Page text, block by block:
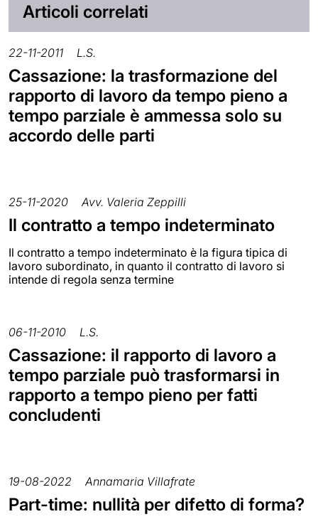
Articoli correlati
22-11-2011 L.S.
Cassazione: la trasformazione del
rapporto di lavoro da tempo pieno a
tempo parziale è ammessa solo su
accordo delle parti
25-11-2020 Avv. Valeria Zeppilli
Il contratto a tempo indeterminato
Il contratto a tempo indeterminato è la figura tipica di
lavoro subordinato, in quanto il contratto di lavoro si
intende di regola senza termine
06-11-2010 L.S.
Cassazione: il rapporto di lavoro a
tempo parziale può trasformarsi in
rapporto a tempo pieno per fatti
concludenti
19-08-2022 Annamaria Villafrate
Part-time: nullità per difetto di forma?